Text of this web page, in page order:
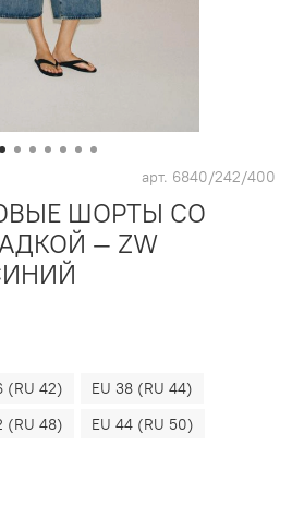
арт. 6840/242/400
ШОРТЫ СО
— ZW
(RU 42)
EU 38 (RU 44)
(RU 48)
EU 44 (RU 50)